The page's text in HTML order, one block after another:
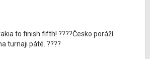
to finish fifth! ????Česko poráží
turnaji páté. ????